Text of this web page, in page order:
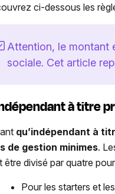
ci-dessous les
Attention, le montant
sociale. Cet article
à titre
qu’indépendant à
de gestion minimes.
être divisé par quatre
Pour les starters et